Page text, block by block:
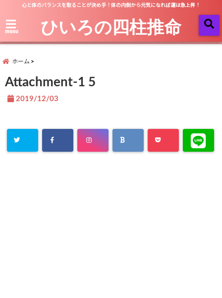
心と体のバランスを取ることが決め手！体の内側から元気になれば運は急上昇！
menu ひいろの四柱推命
ホーム
Attachment-1 5
2019/12/03